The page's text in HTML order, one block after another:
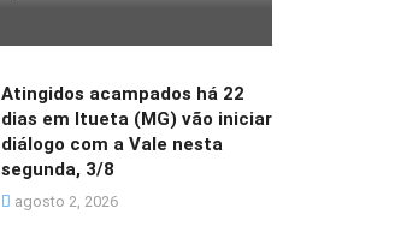
Atingidos acampados há 22
dias em Itueta (MG) vão iniciar
diálogo com a Vale nesta
segunda, 3/8
agosto 2, 2026